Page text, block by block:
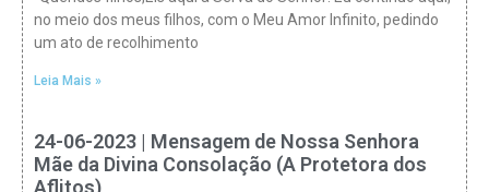
no meio dos meus filhos, com o Meu Amor Infinito, pedindo
um ato de recolhimento
Leia Mais »
24-06-2023 | Mensagem de Nossa Senhora
Mãe da Divina Consolação (A Protetora dos
Aflitos)